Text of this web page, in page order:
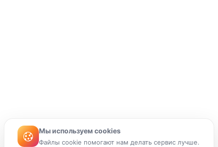
Мы используем cookies
Файлы cookie помогают нам делать сервис лучше.